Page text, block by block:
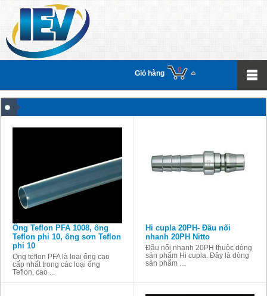
Giỏ hàng 0
Ống Teflon PFA 1008, ống
Teflon phi 10, ống sơn Teflon
phi 10
Ống teflon PFA là loại ống cao
cấp nhất trong các loại ống
Teflon, cao ...
Hi cupla 20PH- Đầu nối
nhanh 20PH Nitto
Đầu nối nhanh 20PH thuộc dòng
sản phẩm Hi cupla. Đây là dòng
sản phẩm ...